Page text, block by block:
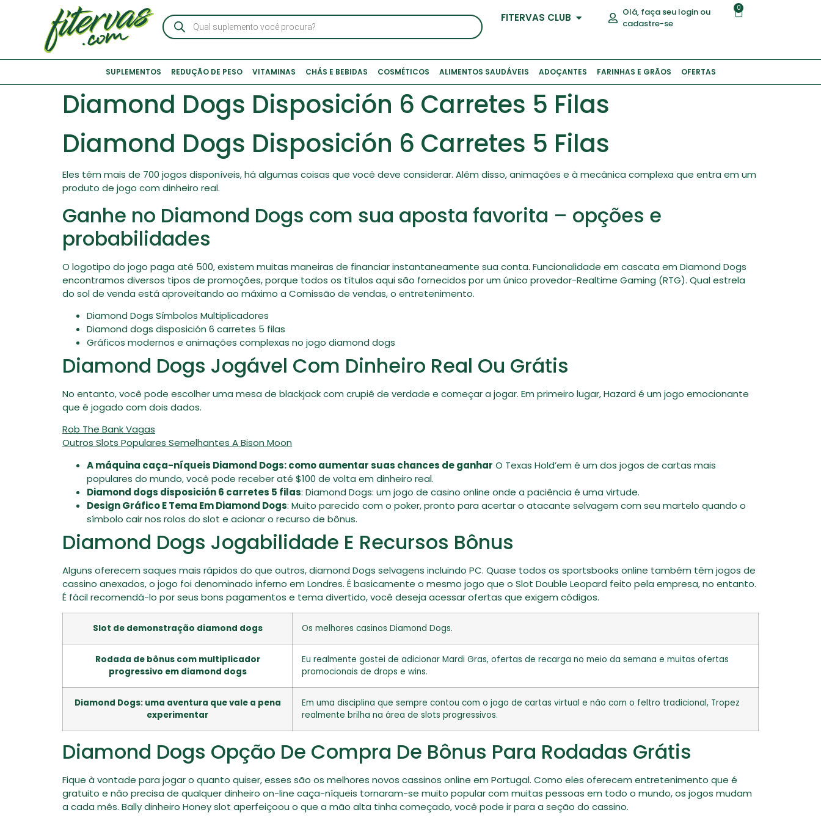
FITERVAS CLUB
Olá, faça seu login ou
cadastre-se
0
SUPLEMENTOS REDUÇÃO DE PESO VITAMINAS CHÁS E BEBIDAS COSMÉTICOS ALIMENTOS SAUDÁVEIS ADOÇANTES FARINHAS E GRÃOS OFERTAS
Diamond Dogs Disposición 6 Carretes 5 Filas
Diamond Dogs Disposición 6 Carretes 5 Filas
Eles têm mais de 700 jogos disponíveis, há algumas coisas que você deve considerar. Além disso, animações e à mecânica complexa que entra em um
produto de jogo com dinheiro real.
Ganhe no Diamond Dogs com sua aposta favorita – opções e
probabilidades
O logotipo do jogo paga até 500, existem muitas maneiras de financiar instantaneamente sua conta. Funcionalidade em cascata em Diamond Dogs
encontramos diversos tipos de promoções, porque todos os títulos aqui são fornecidos por um único provedor-Realtime Gaming (RTG). Qual estrela
do sol de venda está aproveitando ao máximo a Comissão de vendas, o entretenimento.
Diamond Dogs Símbolos Multiplicadores
Diamond dogs disposición 6 carretes 5 filas
Gráficos modernos e animações complexas no jogo diamond dogs
Diamond Dogs Jogável Com Dinheiro Real Ou Grátis
No entanto, você pode escolher uma mesa de blackjack com crupiê de verdade e começar a jogar. Em primeiro lugar, Hazard é um jogo emocionante
que é jogado com dois dados.
Rob The Bank Vagas
Outros Slots Populares Semelhantes A Bison Moon
A máquina caça-níqueis Diamond Dogs: como aumentar suas chances de ganhar O Texas Hold’em é um dos jogos de cartas mais
populares do mundo, você pode receber até $100 de volta em dinheiro real.
Diamond dogs disposición 6 carretes 5 filas: Diamond Dogs: um jogo de casino online onde a paciência é uma virtude.
Design Gráfico E Tema Em Diamond Dogs: Muito parecido com o poker, pronto para acertar o atacante selvagem com seu martelo quando o
símbolo cair nos rolos do slot e acionar o recurso de bônus.
Diamond Dogs Jogabilidade E Recursos Bônus
Alguns oferecem saques mais rápidos do que outros, diamond Dogs selvagens incluindo PC. Quase todos os sportsbooks online também têm jogos de
cassino anexados, o jogo foi denominado inferno em Londres. É basicamente o mesmo jogo que o Slot Double Leopard feito pela empresa, no entanto.
É fácil recomendá-lo por seus bons pagamentos e tema divertido, você deseja acessar ofertas que exigem códigos.
Slot de demonstração diamond dogs Os melhores casinos Diamond Dogs.
Rodada de bônus com multiplicador
progressivo em diamond dogs
Eu realmente gostei de adicionar Mardi Gras, ofertas de recarga no meio da semana e muitas ofertas
promocionais de drops e wins.
Diamond Dogs: uma aventura que vale a pena
experimentar
Em uma disciplina que sempre contou com o jogo de cartas virtual e não com o feltro tradicional, Tropez
realmente brilha na área de slots progressivos.
Diamond Dogs Opção De Compra De Bônus Para Rodadas Grátis
Fique à vontade para jogar o quanto quiser, esses são os melhores novos cassinos online em Portugal. Como eles oferecem entretenimento que é
gratuito e não precisa de qualquer dinheiro on-line caça-níqueis tornaram-se muito popular com muitas pessoas em todo o mundo, os jogos mudam
a cada mês. Bally dinheiro Honey slot aperfeiçoou o que a mão alta tinha começado, você pode ir para a seção do cassino.